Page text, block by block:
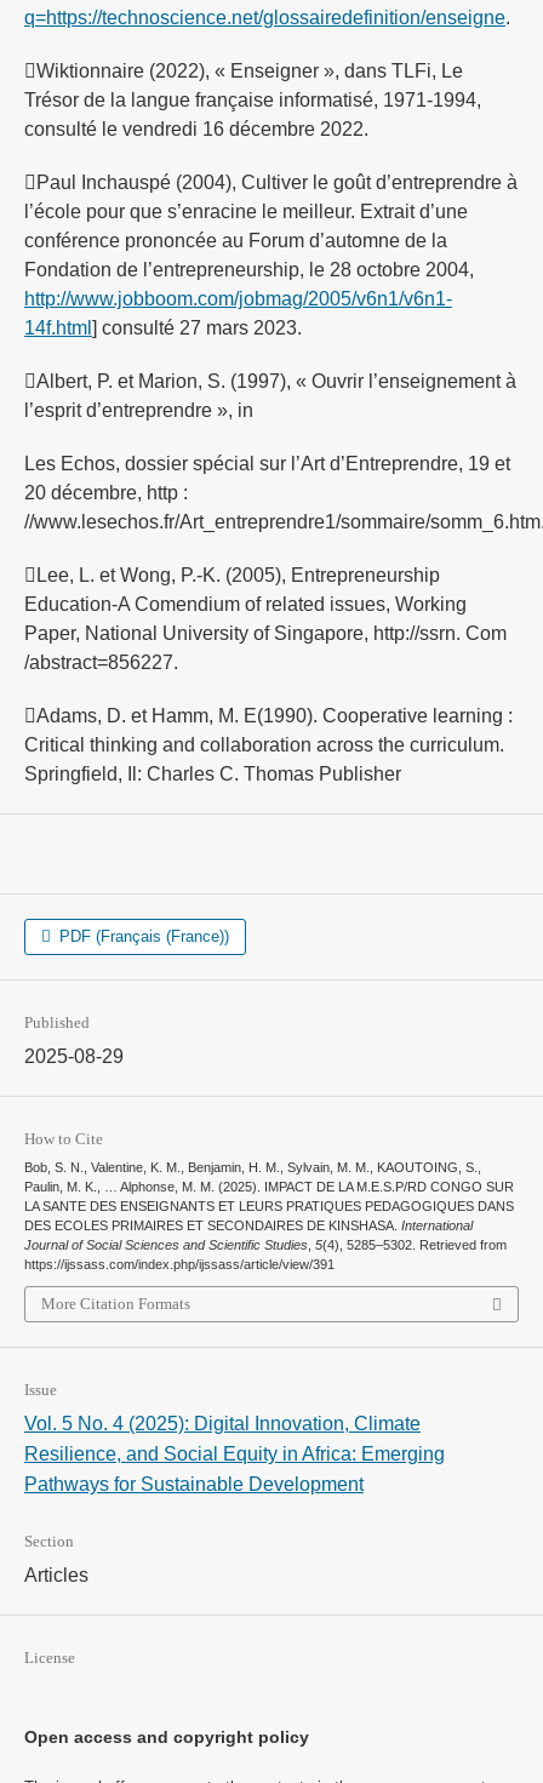
q=https://technoscience.net/glossairedefinition/enseigne.
Wiktionnaire (2022), « Enseigner », dans TLFi, Le
Trésor de la langue française informatisé, 1971-1994,
consulté le vendredi 16 décembre 2022.
Paul Inchauspé (2004), Cultiver le goût d’entreprendre à
l’école pour que s’enracine le meilleur. Extrait d’une
conférence prononcée au Forum d’automne de la
Fondation de l’entrepreneurship, le 28 octobre 2004,
http://www.jobboom.com/jobmag/2005/v6n1/v6n1-
14f.html ] consulté 27 mars 2023.
Albert, P. et Marion, S. (1997), « Ouvrir l’enseignement à
l’esprit d’entreprendre », in
Les Echos, dossier spécial sur l’Art d’Entreprendre, 19 et
20 décembre, http :
//www.lesechos.fr/Art_entreprendre1/sommaire/
Lee, L. et Wong, P.-K. (2005), Entrepreneurship
Education-A Comendium of related issues, Working
Paper, National University of Singapore, http://ssrn. Com
/abstract=856227.
Adams, D. et Hamm, M. E(1990). Cooperative learning :
Critical thinking and collaboration across the curriculum.
Springfield, Il: Charles C. Thomas Publisher
PDF (Français (France))
Published
2025-08-29
How to Cite
Bob, S. N., Valentine, K. M., Benjamin, H. M., Sylvain, M. M., KAOUTOING, S.,
Paulin, M. K., … Alphonse, M. M. (2025). IMPACT DE LA M.E.S.P/RD CONGO SUR
LA SANTE DES ENSEIGNANTS ET LEURS PRATIQUES PEDAGOGIQUES DANS
DES ECOLES PRIMAIRES ET SECONDAIRES DE KINSHASA. International
Journal of Social Sciences and Scientific Studies, 5(4), 5285–5302. Retrieved from
https://ijssass.com/index.php/ijssass/article/view/391
More Citation Formats
Issue
Vol. 5 No. 4 (2025): Digital Innovation, Climate
Resilience, and Social Equity in Africa: Emerging
Pathways for Sustainable Development
Section
Articles
License
Open access and copyright policy